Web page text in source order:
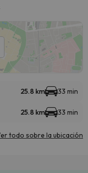
25.8 km 33 min
25.8 km 33 min
todo sobre la ubicación